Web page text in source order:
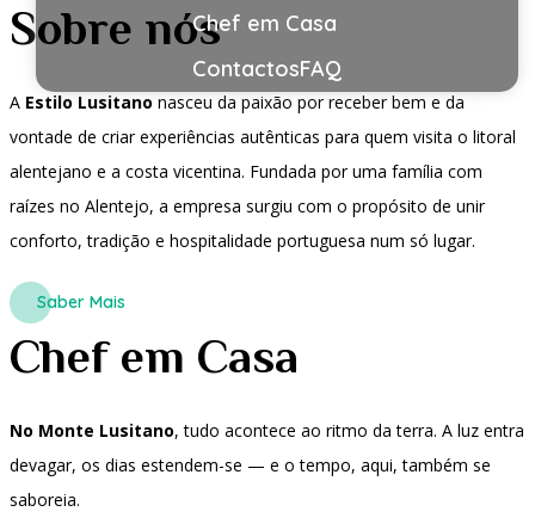
Chef em Casa
ContactosFAQ
Sobre nós
A Estilo Lusitano nasceu da paixão por receber bem e da
vontade de criar experiências autênticas para quem visita o litoral
alentejano e a costa vicentina. Fundada por uma família com
raízes no Alentejo, a empresa surgiu com o propósito de unir
conforto, tradição e hospitalidade portuguesa num só lugar.
Saber Mais
Chef em Casa
No Monte Lusitano, tudo acontece ao ritmo da terra. A luz entra
devagar, os dias estendem-se — e o tempo, aqui, também se
saboreia.